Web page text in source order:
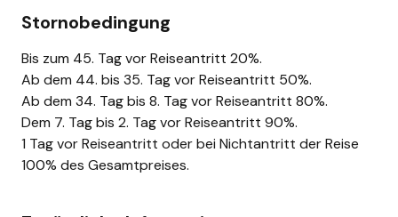
Stornobedingung
Bis zum 45. Tag vor Reiseantritt 20%.
Ab dem 44. bis 35. Tag vor Reiseantritt 50%.
Ab dem 34. Tag bis 8. Tag vor Reiseantritt 80%.
Dem 7. Tag bis 2. Tag vor Reiseantritt 90%.
1 Tag vor Reiseantritt oder bei Nichtantritt der Reise
100% des Gesamtpreises.